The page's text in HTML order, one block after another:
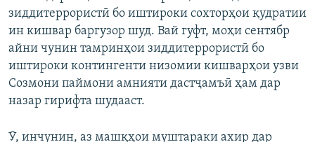
зиддитеррористӣ бо иштироки сохторҳои қудратии
ин кишвар баргузор шуд. Вай гуфт, моҳи сентябр
айни чунин тамринҳои зиддитеррористӣ бо
иштироки контингенти низомии кишварҳои узви
Созмони паймони амнияти дастҷамъӣ ҳам дар
назар гирифта шудааст.
Ӯ, инчунин, аз машқҳои муштараки ахир дар